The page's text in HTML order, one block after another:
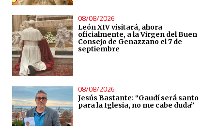
08/08/2026
León XIV visitará, ahora
oficialmente, a la Virgen del Buen
Consejo de Genazzano el 7 de
septiembre
08/08/2026
Jesús Bastante: “Gaudí será santo
para la Iglesia, no me cabe duda”